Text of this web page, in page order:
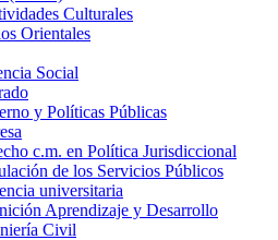
Culturales
Orientales
Social
y Políticas Públicas
c.m. en Política Jurisdiccional
de los Servicios Públicos
universitaria
Aprendizaje y Desarrollo
Civil